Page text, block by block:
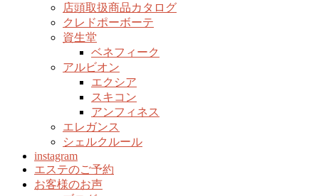
店頭取扱商品カタログ
クレドポーボーテ
資生堂
ベネフィーク
アルビオン
エクシア
スキコン
アンフィネス
エレガンス
シェルクルール
instagram
エステのご予約
お客様のお声